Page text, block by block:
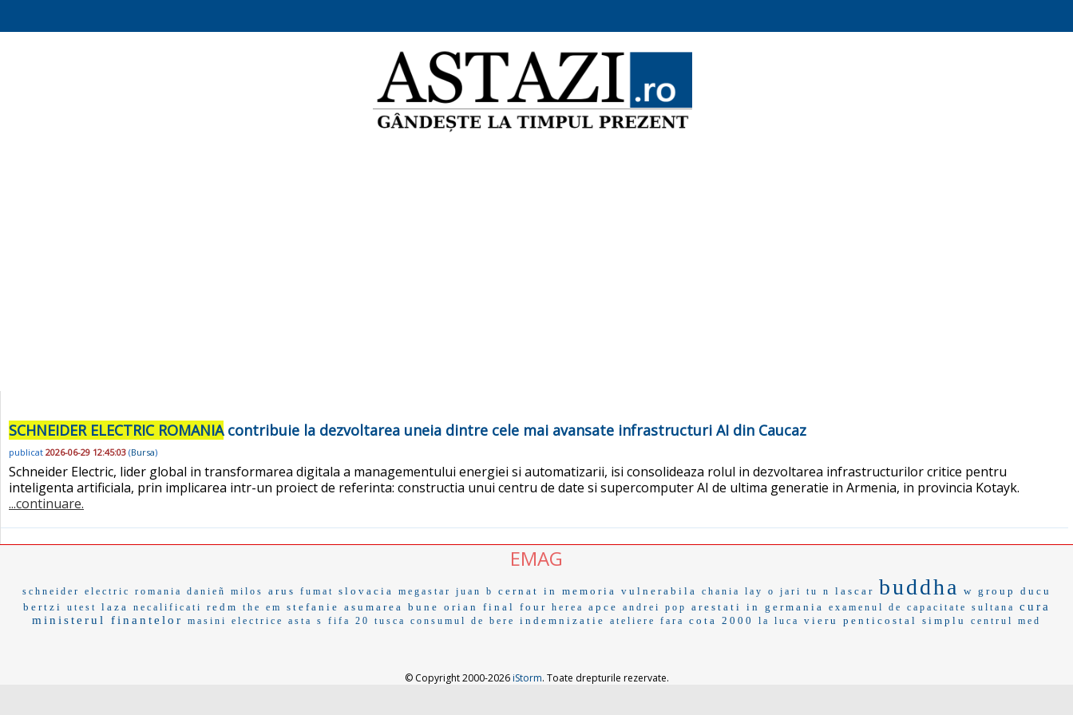
SCHNEIDER ELECTRIC ROMANIAcontribuie la dezvoltarea uneia dintre cele mai avansate infrastructuri AI din Caucaz
publicat 2026-06-29 12:45:03 (Bursa)
Schneider Electric, lider global in transformarea digitala a managementului energiei si automatizarii, isi consolideaza rolul in dezvoltarea infrastructurilor critice pentru
inteligenta artificiala, prin implicarea intr-un proiect de referinta: constructia unui centru de date si supercomputer AI de ultima generatie in Armenia, in provincia Kotayk.
...continuare.
EMAG
schneider electric romania danieñ milos arus fumat slovacia megastar juan b cernat in memoria vulnerabila chania lay o jari tu n lascar buddha w group
ducu
bertzi
utest laza necalificati redm the em stefanie asumarea bune orian final four herea apce andrei pop arestati in germania examenul de capacitate sultana
cura
ministerul finantelor
masini electrice asta s fifa 20 tusca consumul de bere indemnizatie ateliere fara cota 2000 la luca vieru penticostal simplu centrul med
© Copyright 2000-2026iStorm. Toate drepturile rezervate.